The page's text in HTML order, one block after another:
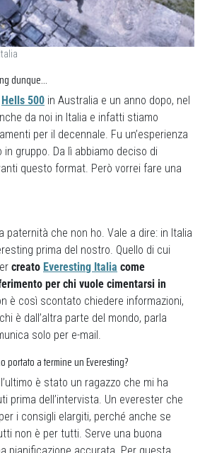
dunque…
Hells 500 in Australia e un anno dopo, nel
da noi in Italia e infatti stiamo
per il decennale. Fu un’esperienza
gruppo. Da lì abbiamo deciso di
questo format. Però vorrei fare una
paternità che non ho. Vale a dire: in Italia
prima del nostro. Quello di cui
creato Everesting Italia come
per chi vuole cimentarsi in
è così scontato chiedere informazioni,
è dall’altra parte del mondo, parla
solo per e-mail.
portato a termine un Everesting?
l’ultimo è stato un ragazzo che mi ha
prima dell’intervista. Un everester che
i consigli elargiti, perché anche se
non è per tutti. Serve una buona